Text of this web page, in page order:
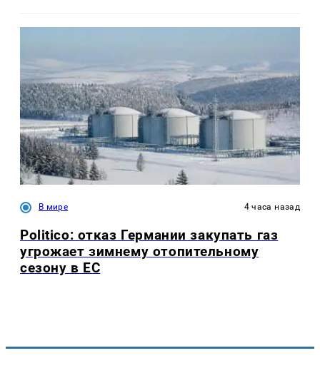
В мире 4 часа назад
Politico: отказ Германии закупать газ
угрожает зимнему отопительному
сезону в ЕС